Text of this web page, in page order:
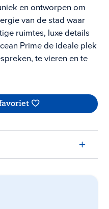
en ontworpen om
van de stad waar
ruimtes, luxe details
Prime de ideale plek
te vieren en te